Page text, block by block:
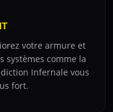
votre armure et
systèmes comme la
Infernale vous
fort.